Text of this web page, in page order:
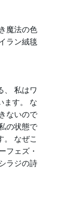
魔法の色
ラン絨毯
魔法の色
ラン絨毯
、 私はワ
ます。 な
ないので
の状態で
。 なぜこ
フェズ・
シラジの詩